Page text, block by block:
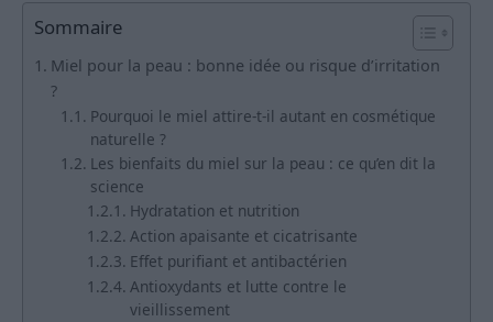
Sommaire
Miel pour la peau : bonne idée ou risque d’irritation
?
Pourquoi le miel attire-t-il autant en cosmétique
naturelle ?
Les bienfaits du miel sur la peau : ce qu’en dit la
science
Hydratation et nutrition
Action apaisante et cicatrisante
Effet purifiant et antibactérien
Antioxydants et lutte contre le
vieillissement